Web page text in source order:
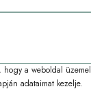
hogy a weboldal
adataimat kezelje.